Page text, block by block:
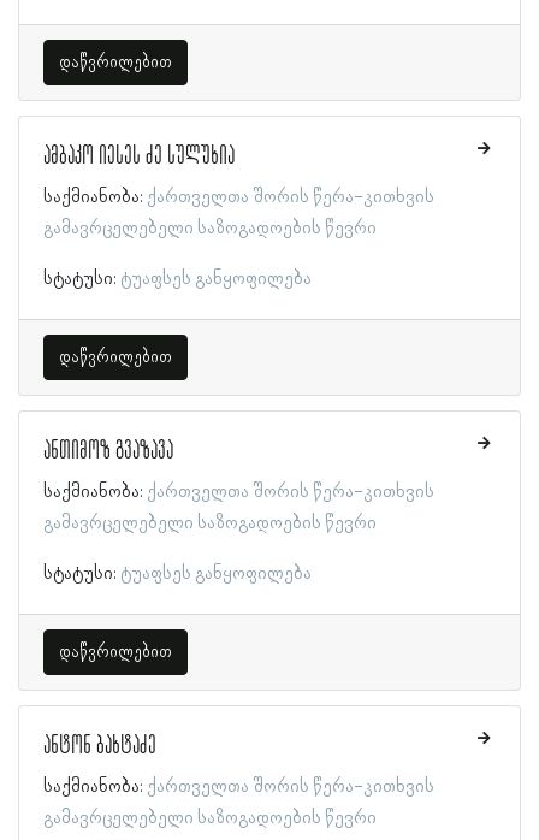
დაწვრილებით
ამბაკო იესეს ძე სულუხია
საქმიანობა: ქართველთა შორის წერა-კითხვის
გამავრცელებელი საზოგადოების წევრი
სტატუსი: ტუაფსეს განყოფილება
დაწვრილებით
ანთიმოზ გვაზავა
საქმიანობა: ქართველთა შორის წერა-კითხვის
გამავრცელებელი საზოგადოების წევრი
სტატუსი: ტუაფსეს განყოფილება
დაწვრილებით
ანტონ ბახტაძე
საქმიანობა: ქართველთა შორის წერა-კითხვის
გამავრცელებელი საზოგადოების წევრი